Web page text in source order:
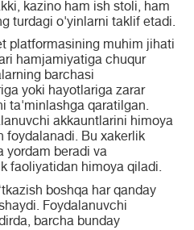
kazino ham ish stoli, ham
turdagi o'yinlarni taklif etadi.
platformasining muhim jihati
hamjamiyatiga chuqur
barchasi
yoki hayotlariga zarar
ta'minlashga qaratilgan.
akkauntlarini himoya
foydalanadi. Bu xakerlik
yordam beradi va
faoliyatidan himoya qiladi.
boshqa har qanday
Foydalanuvchi
barcha bunday